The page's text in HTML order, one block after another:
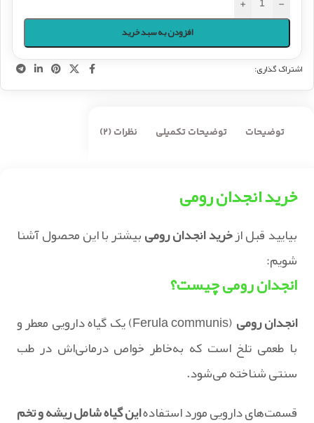
افزودن به سبد خرید
اشتراک گذاری:
توضیحات توضیحات تکمیلی نظرات (2)
خرید انجدان رومی
بیایید قبل ازخرید انجدان رومیبیشتر با این محصول آشنا
شویم:
انجدان رومی چیست؟
انجدان رومی
(Ferula communis) یک گیاه دارویی معطر و
با طعمی تلخ است که به‌خاطر خواص درمانی‌اش در طب
سنتی شناخته می‌شود.
قسمت‌های دارویی مورد استفادهاین گیاه شامل ریشه و تخم